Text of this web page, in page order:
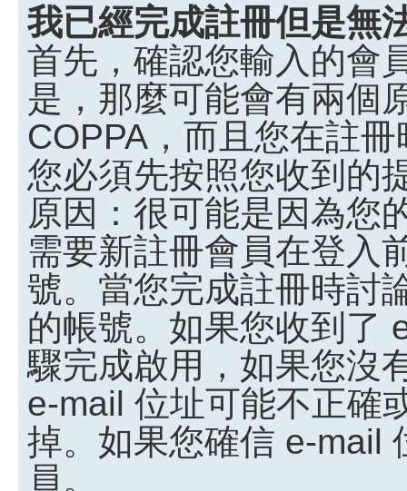
我已經完成註冊但是無
首先，確認您輸入的會
是，那麼可能會有兩個
COPPA，而且您在註
您必須先按照您收到的
原因：很可能是因為您
需要新註冊會員在登入
號。當您完成註冊時討
的帳號。如果您收到了
驟完成啟用，如果您沒
e-mail 位址可能不正確
掉。如果您確信 e-mail
員。